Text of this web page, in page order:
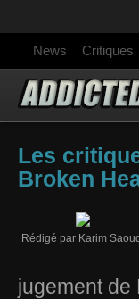
News Critiques
Les
Broken
Rédigé par Karim
jugement de